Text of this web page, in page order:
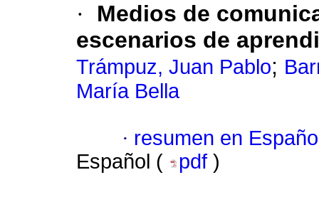
·
Medios de
escenarios de
Trámpuz, Juan Pablo;
María Bella
· resumen en
Español (
pdf )